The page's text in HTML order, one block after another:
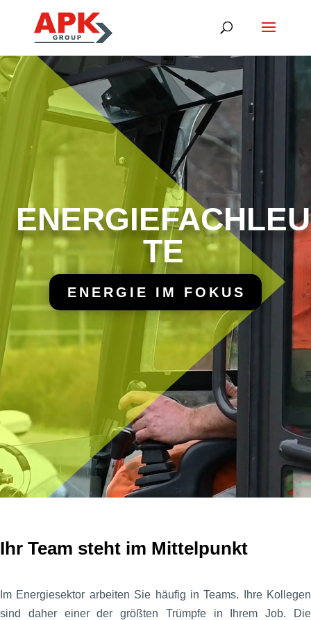
Video-
Player
ENERGIEFACHLEU
TE
ENERGIE IM FOKUS
Ihr Team steht im Mittelpunkt
Im Energiesektor arbeiten Sie häufig in Teams. Ihre Kollegen
sind daher einer der größten Trümpfe in Ihrem Job. Die